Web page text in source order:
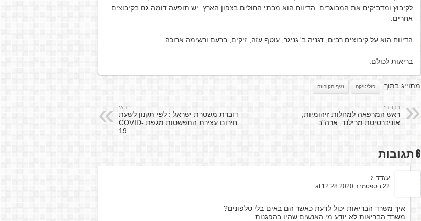
לקיבוץ ומדביקים את המבוגרים. הדיווח הוא מבתי החולים בצפון הארץ. יש תופעה דומה גם בקיבוצים
אחרים.
הדיווח הוא על קיבוצים רבים, דגניה ב' גניגר, עוטף עזה, זיקים, ברעם ורשימה ארוכה.
בריאות לכולם.
מתוייג בתוך: פוליטיקה נגיף הקורונה
הקודם:
ראש המרפאה למחלות זיהומיות,
אוניברסיטת מרילנד, ארה"ב
הבא:
דוברת משטרת ישראל : לפי תקנון לשעת
חירום עצירת התפשטות מגפת COVID-
19
6 תגובות
עודד ז
22 בספטמבר 2020 at 12:28
איך משרד הבריאות יכול לדעת כאשר הם באים בלי טלפונים?
משרד הבריאות לא יודע מי האנשים שהיו בהפגנות.